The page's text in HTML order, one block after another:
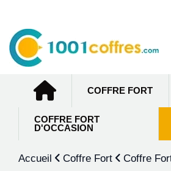
COFFRE FORT
COFFRE FORT
D'OCCASION
Accueil Coffre Fort Coffre